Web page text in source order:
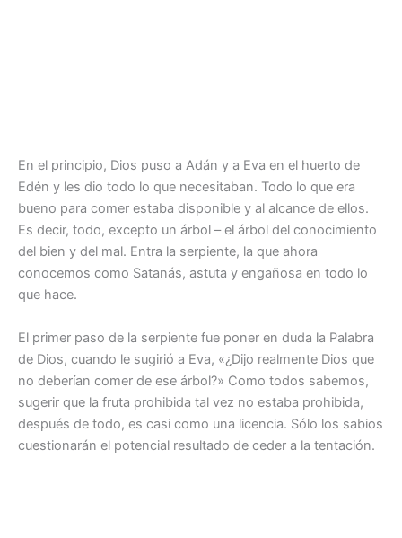
En el principio, Dios puso a Adán y a Eva en el huerto de
Edén y les dio todo lo que necesitaban. Todo lo que era
bueno para comer estaba disponible y al alcance de ellos.
Es decir, todo, excepto un árbol – el árbol del conocimiento
del bien y del mal. Entra la serpiente, la que ahora
conocemos como Satanás, astuta y engañosa en todo lo
que hace.
El primer paso de la serpiente fue poner en duda la Palabra
de Dios, cuando le sugirió a Eva, «¿Dijo realmente Dios que
no deberían comer de ese árbol?» Como todos sabemos,
sugerir que la fruta prohibida tal vez no estaba prohibida,
después de todo, es casi como una licencia. Sólo los sabios
cuestionarán el potencial resultado de ceder a la tentación.